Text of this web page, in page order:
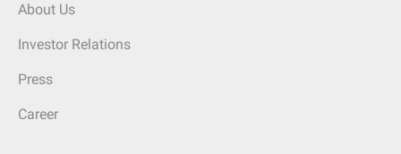
About Us
Investor Relations
Press
Career